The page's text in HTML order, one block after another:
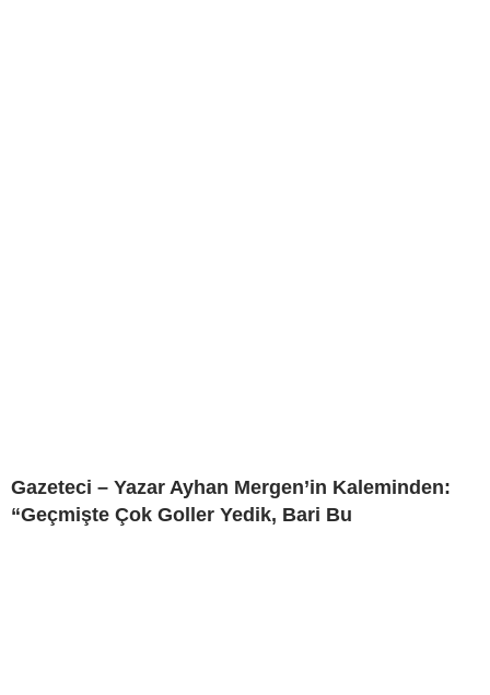
Gazeteci – Yazar Ayhan Mergen’in Kaleminden:
“Geçmişte Çok Goller Yedik, Bari Bu